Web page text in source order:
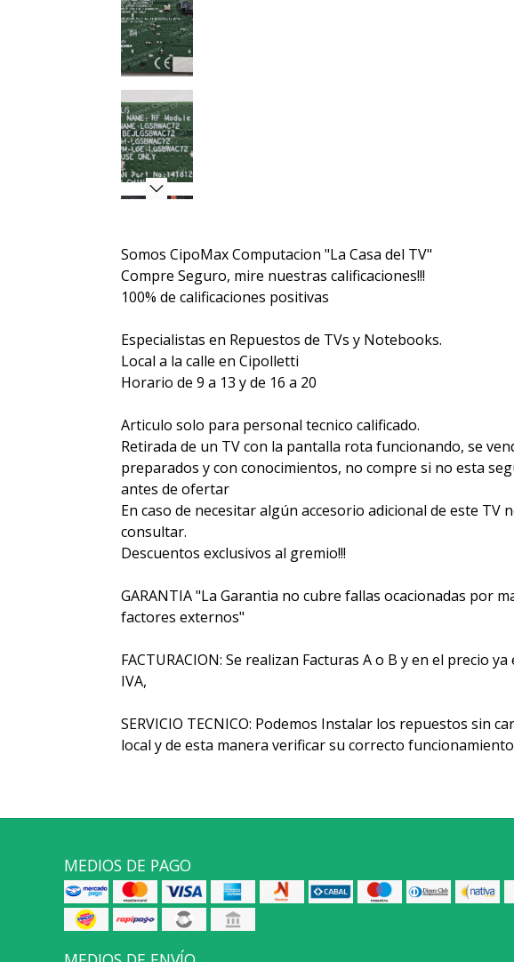
Somos CipoMax Computacion "La Casa del TV"
Compre Seguro, mire nuestras calificaciones!!!
100% de calificaciones positivas
Especialistas en Repuestos de TVs y Notebooks.
Local a la calle en Cipolletti
Horario de 9 a 13 y de 16 a 20
Articulo solo para personal tecnico calificado.
Retirada de un TV con la pantalla rota funcionando, se
preparados y con conocimientos, no compre si no esta
antes de ofertar
En caso de necesitar algún accesorio adicional de este TV
consultar.
Descuentos exclusivos al gremio!!!
GARANTIA "La Garantia no cubre fallas ocacionadas por
factores externos"
FACTURACION: Se realizan Facturas A o B y en el precio
IVA,
SERVICIO TECNICO: Podemos Instalar los repuestos sin
local y de esta manera verificar su correcto funcionamiento
MEDIOS DE PAGO